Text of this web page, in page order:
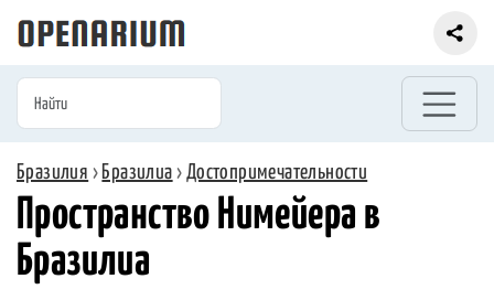
Бразилия › Бразилиа › Достопримечательности
Пространство Нимейера в
Бразилиа